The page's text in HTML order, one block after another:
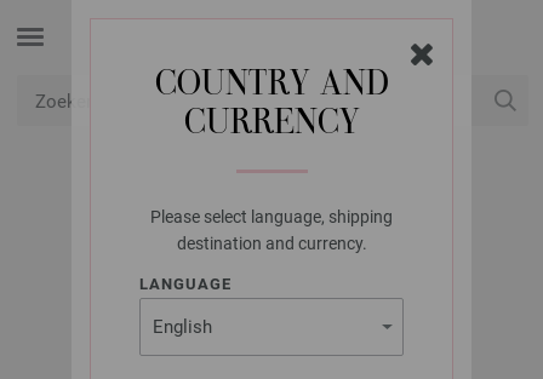
COUNTRY AND
CURRENCY
Please select language, shipping
destination and currency.
LANGUAGE
LANA GROSSA
TRUI ALTA MODA
COTOLANA